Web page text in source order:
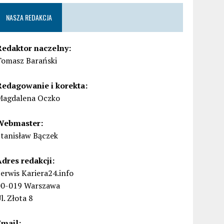
NASZA REDAKCJA
naczelny:
Barański
i korekta:
Oczko
Bączek
redakcji:
Kariera24.info
019 Warszawa
Złota 8